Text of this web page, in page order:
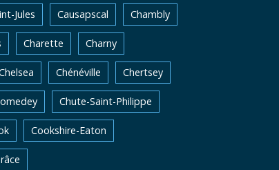
Jules Causapscal Chambly
Charette Charny
Chénéville Chertsey
Chute-Saint-Philippe
Cookshire-Eaton